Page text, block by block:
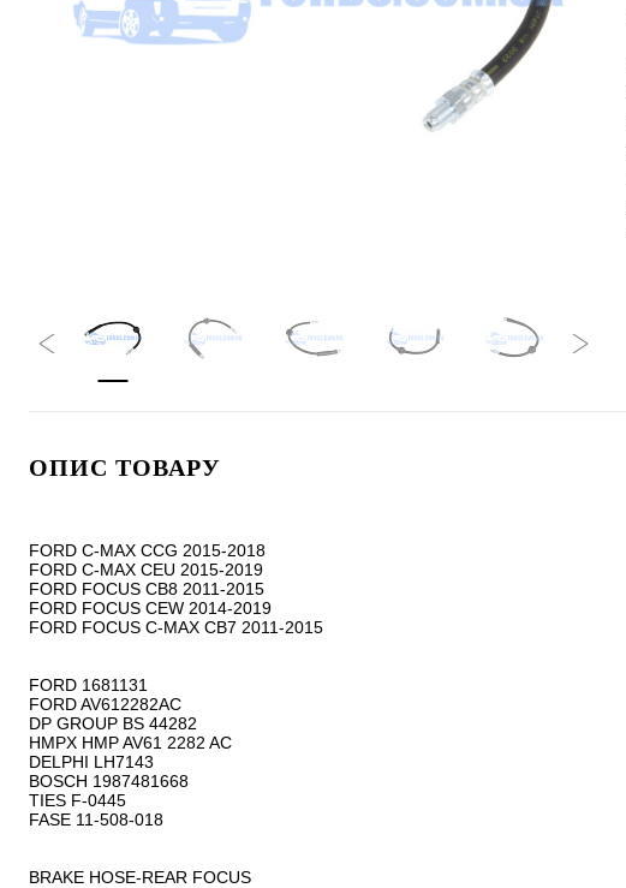
ОПИС ТОВАРУ
FORD C-MAX CCG 2015-2018
FORD C-MAX CEU 2015-2019
FORD FOCUS CB8 2011-2015
FORD FOCUS CEW 2014-2019
FORD FOCUS C-MAX CB7 2011-2015
FORD 1681131
FORD AV612282AC
DP GROUP BS 44282
HMPX HMP AV61 2282 AC
DELPHI LH7143
BOSCH 1987481668
TIES F-0445
FASE 11-508-018
BRAKE HOSE-REAR FOCUS